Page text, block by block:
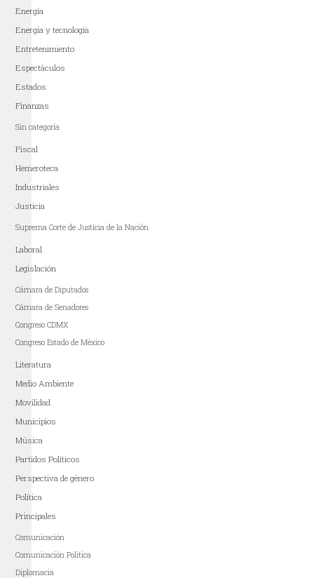
Energía
Energía y tecnología
Entretenimiento
Espectáculos
Estados
Finanzas
Sin categoría
Fiscal
Hemeroteca
Industriales
Justicia
Suprema Corte de Justicia de la Nación
Laboral
Legislación
Cámara de Diputados
Cámara de Senadores
Congreso CDMX
Congreso Estado de México
Literatura
Medio Ambiente
Movilidad
Municipios
Música
Partidos Políticos
Perspectiva de género
Política
Principales
Comunicación
Comunicación Política
Diplomacia